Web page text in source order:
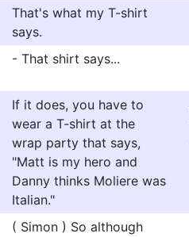
That's what my T-shirt
says.
- That shirt says...
If it does, you have to
wear a T-shirt at the
wrap party that says,
"Matt is my hero and
Danny thinks Moliere was
Italian."
( Simon ) So although